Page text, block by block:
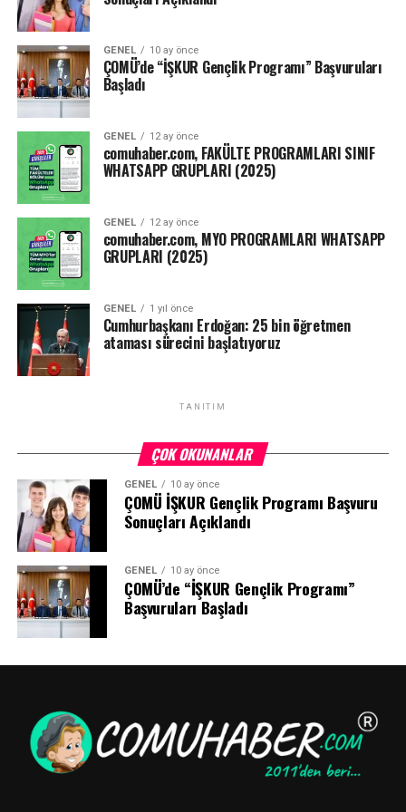
Yarıyıl sonu, tek ders, tez izleme, yeterlilik sınavı gibi
sınavların ise ne zaman ve nasıl yapılacağının
yükseköğretim kurumlarının yetkili kurulları tarafından
belirlenmesine karar verilmiştir.”
Kaynak: ensonhaber.com
Facebook
Mastodon
EmailShare
GENEL 10 ay önce
ÇOMÜ’de “İŞKUR Gençlik Programı” Başvuruları
Başladı
GENEL 12 ay önce
comuhaber.com, FAKÜLTE PROGRAMLARI SINIF
WHATSAPP GRUPLARI (2025)
GENEL 12 ay önce
comuhaber.com, MYO PROGRAMLARI WHATSAPP
GRUPLARI (2025)
GENEL 1 yıl önce
Cumhurbaşkanı Erdoğan: 25 bin öğretmen
ataması sürecini başlatıyoruz
TANITIM
ÇOK OKUNANLAR
GENEL 10 ay önce
ÇOMÜ İŞKUR Gençlik Programı Başvuru
Sonuçları Açıklandı
GENEL 10 ay önce
ÇOMÜ’de “İŞKUR Gençlik Programı”
Başvuruları Başladı